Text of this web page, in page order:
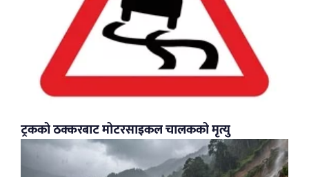
ट्रकको ठक्करबाट मोटरसाइकल चालकको मृत्यु